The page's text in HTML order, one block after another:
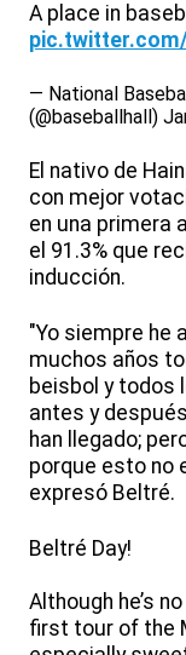
A place in
pic.twitter.com/
— National
(@baseballhall)
El nativo de
con mejor
en una primera
el 91.3% que
inducción.
"Yo siempre he
muchos años
beisbol y todos
antes y
han llegado;
porque esto no
expresó Beltré.
Beltré Day!
Although he’s
first tour of the